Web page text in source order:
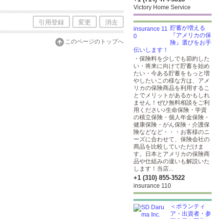
引用登録 変更 消去
このページのトップへ
Victory Home Service
貯蓄が増える
『アメリカの保
険』選びをお手
伝いします！
・保険料を少しでも節約した
い・将来に向けて貯蓄を始め
たい・今ある貯蓄をもっと増
やしたいこの様な方は、アメ
リカの保険商品を利用するこ
とでメリットがあるかもしれ
ません！ぜひ無料相談をご利
用ください♪生命保険・学資
の積立保険・個人年金保険・
健康保険・がん保険・介護保
険などなど・・・お客様のニ
ーズに合わせて、保険会社の
商品を比較していただけま
す。日本とアメリカの保険商
品や仕組みの違いも解説いた
します！当店...
+1 (310) 855-3522
insurance 110
＜ボランティ
ア・出資者・参